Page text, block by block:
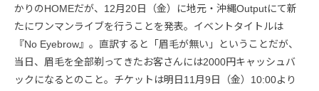
かりのHOMEだが、12月20日（金）に地元・沖縄Outputにて新
たにワンマンライブを行うことを発表。イベントタイトルは
『No Eyebrow』。直訳すると「眉毛が無い」ということだが、
当日、眉毛を全部剃ってきたお客さんには2000円キャッシュバ
ックになるとのこと。チケットは明日11月9日（金）10:00より